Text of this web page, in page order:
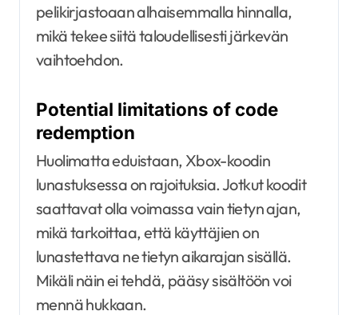
pelikirjastoaan alhaisemmalla hinnalla,
mikä tekee siitä taloudellisesti järkevän
vaihtoehdon.
Potential limitations of code
redemption
Huolimatta eduistaan, Xbox-koodin
lunastuksessa on rajoituksia. Jotkut koodit
saattavat olla voimassa vain tietyn ajan,
mikä tarkoittaa, että käyttäjien on
lunastettava ne tietyn aikarajan sisällä.
Mikäli näin ei tehdä, pääsy sisältöön voi
mennä hukkaan.